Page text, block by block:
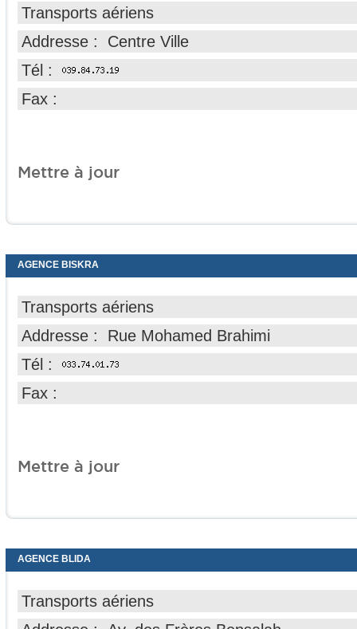
Transports aériens
Addresse : Centre Ville
Tél :
Fax :
Mettre à jour
AGENCE BISKRA
Transports aériens
Addresse : Rue Mohamed Brahimi
Tél :
Fax :
Mettre à jour
AGENCE BLIDA
Transports aériens